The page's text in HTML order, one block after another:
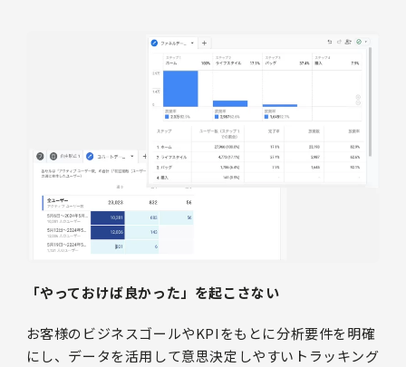
「やっておけば良かった」を起こさない
お客様のビジネスゴールやKPIをもとに分析要件を明確
にし、データを活用して意思決定しやすいトラッキング